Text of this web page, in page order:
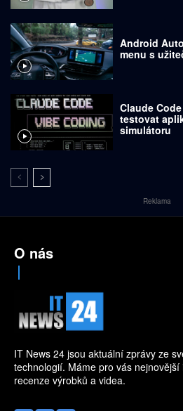
Android
menu s
Claude
testovat
simulátoru
Reklama
O nás
IT News 24 jsou aktuální zprávy ze
technologií. Máme pro vás
recenze výrobků a videa.